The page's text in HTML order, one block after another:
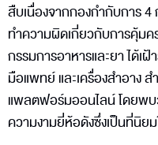
สืบเนื่องจากกองกำกับการ 4
ทำความผิดเกี่ยวกับการคุ้ม
กรรมการอาหารและยา ได้เ
มือแพทย์ และเครื่องสำอาง ส
แพลตฟอร์มออนไลน์ โดยพ
ความงามยี่ห้อดังซึ่งเป็นที่นิย